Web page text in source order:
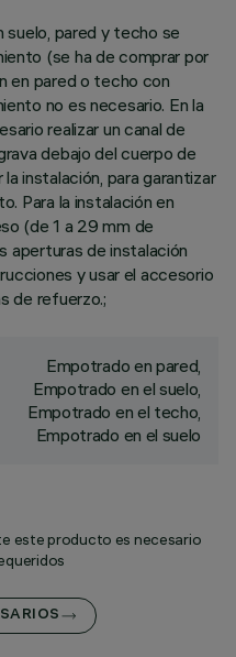
suelo, pared y techo se
(se ha de comprar por
en pared o techo con
no es necesario. En la
realizar un canal de
debajo del cuerpo de
instalación, para garantizar
Para la instalación en
(de 1 a 29 mm de
aperturas de instalación
y usar el accesorio
de refuerzo.;
Empotrado en pared,
Empotrado en el suelo,
Empotrado en el techo,
Empotrado en el suelo
este producto es necesario